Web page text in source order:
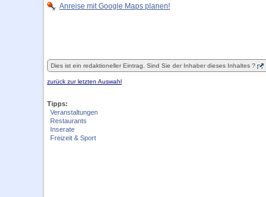
Anreise mit Google Maps planen!
Dies ist ein redaktioneller Eintrag. Sind Sie der Inhaber dieses Inhaltes ?
zurück zur letzten Auswahl
Tipps:
Veranstaltungen
Restaurants
Inserate
Freizeit & Sport